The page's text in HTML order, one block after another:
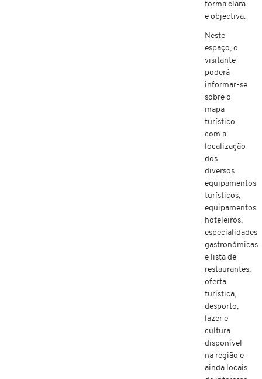
forma clara
e objectiva.
Neste
espaço, o
visitante
poderá
informar-se
sobre o
mapa
turístico
com a
localização
dos
diversos
equipamentos
turísticos,
equipamentos
hoteleiros,
especialidades
gastronómicas
e lista de
restaurantes,
oferta
turística,
desporto,
lazer e
cultura
disponível
na região e
ainda locais